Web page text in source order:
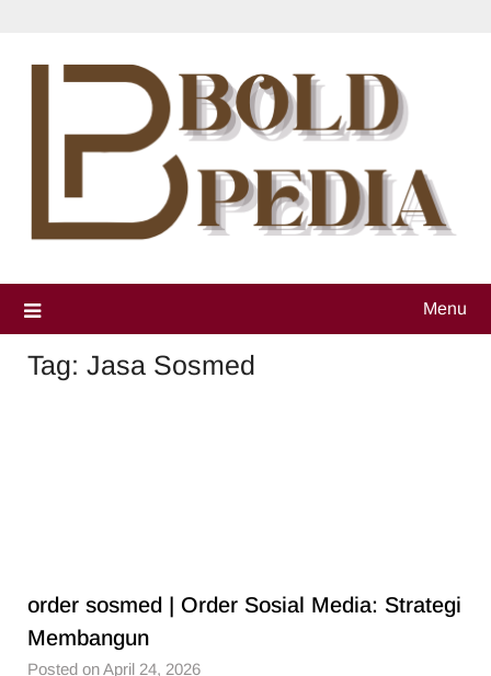
content
Menu
Tag: Jasa Sosmed
order sosmed | Order Sosial Media: Strategi
Membangun
Posted on April 24, 2026